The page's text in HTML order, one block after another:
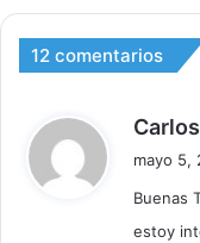
12 comentarios
mayo 5,
Buenas
estoy